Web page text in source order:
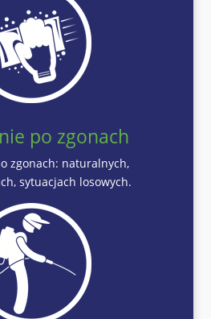
po zgonach
zgonach: naturalnych,
sytuacjach losowych.